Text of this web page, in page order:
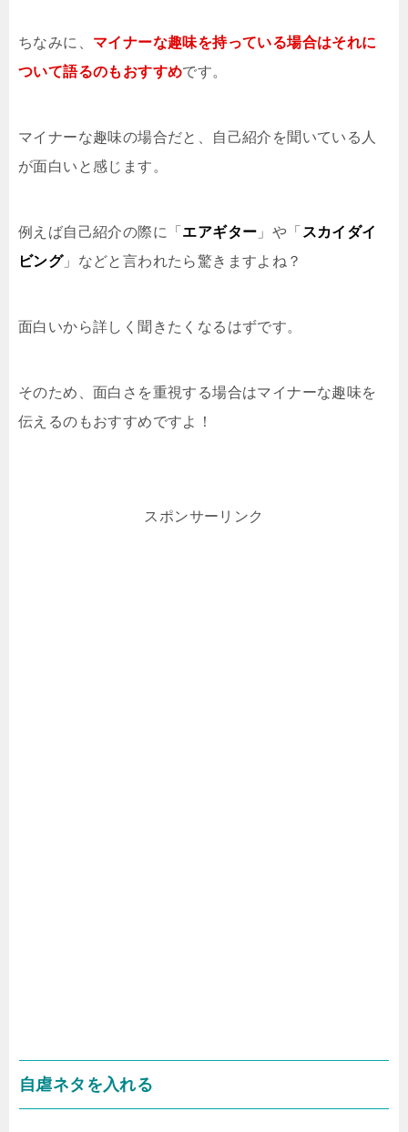
ちなみに、 マイナーな趣味を持っている場合はそれに
ついて語るのもおすすめです。
マイナーな趣味の場合だと、自己紹介を聞いている人
が面白いと感じます。
例えば自己紹介の際に「 エアギター 」や「 スカイダイ
ビング」などと言われたら驚きますよね？
面白いから詳しく聞きたくなるはずです。
そのため、面白さを重視する場合はマイナーな趣味を
伝えるのもおすすめですよ！
スポンサーリンク
自虐ネタを入れる